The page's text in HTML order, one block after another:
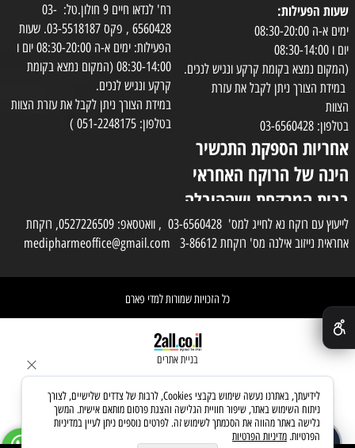
שעות הפעילות:
ימים א-ה 08:30-20:00
יום ו 08:30-14:00
(המקום נמצא בקומת קרקע ונגיש לנכים.
במידת הצורך ניתן לקבל את עזרת
הצוות
בטלפון: 03-6560428
אחריות הספקת התכשיר
הינה של הרוקח האחראי
בבית המרקחת ושההובלה
בפועל תעשה בעזרת
השליח
רח' לנדאו חיים 9 חולון.טל: 03-
6560428 , פקס 03-5518187. שעות
הפעילות: ימים א-ה 08:30-20:00 יום ו
08:30-14:00 (המקום נמצא בקומת
קרקע ונגיש לנכים.
במידת הצורך ניתן לקבל את עזרת הצוות
בטלפון: 051-2248175 )
לייעוץ עם רוקח נא לחייג למס' 03-6560428 , וואטסאפ: 0527226509, רוקחת
אחראית נייזוב אילנה מס' רוקחת 3-86612 medipharmeoffice@gmail.com
כל הזכויות שמורות למדי פארם
בניית אתרים
שאלו את העוזר החכם
לידיעתך, באתרנו נעשה שימוש בקבצי Cookies, לרבות של צדדים שלישיים, לצורך
ניתוח השימוש באתר, שיפור חוויית הגלישה והצגת פרסום מותאם אישית. המשך
גלישה באתר מהווה את הסכמתך לשימוש זה. לפרטים נוספים ניתן לעיין במדיניות
הפרטיות. מדיניות הפרטיות